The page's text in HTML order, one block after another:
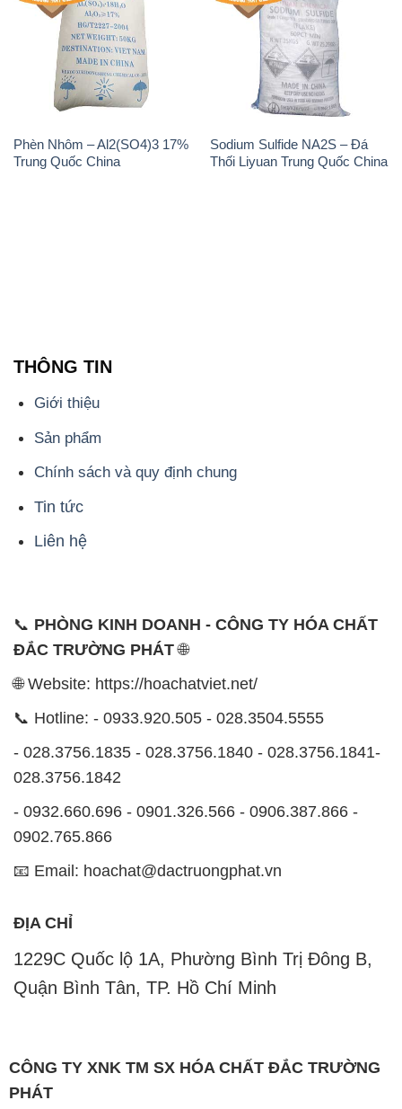
Phèn Nhôm – Al2(SO4)3 17%
Trung Quốc China
Sodium Sulfide NA2S – Đá
Thối Liyuan Trung Quốc China
THÔNG TIN
Giới thiệu
Sản phẩm
Chính sách và quy định chung
Tin tức
Liên hệ
📞 PHÒNG KINH DOANH - CÔNG TY HÓA CHẤT
ĐẮC TRƯỜNG PHÁT🌐
🌐 Website: https://hoachatviet.net/
📞 Hotline: - 0933.920.505 - 028.3504.5555
- 028.3756.1835 - 028.3756.1840 - 028.3756.1841-
028.3756.1842
- 0932.660.696 - 0901.326.566 - 0906.387.866 -
0902.765.866
📧 Email: hoachat@dactruongphat.vn
ĐỊA CHỈ
1229C Quốc lộ 1A, Phường Bình Trị Đông B,
Quận Bình Tân, TP. Hồ Chí Minh
CÔNG TY XNK TM SX HÓA CHẤT ĐẮC TRƯỜNG
PHÁT